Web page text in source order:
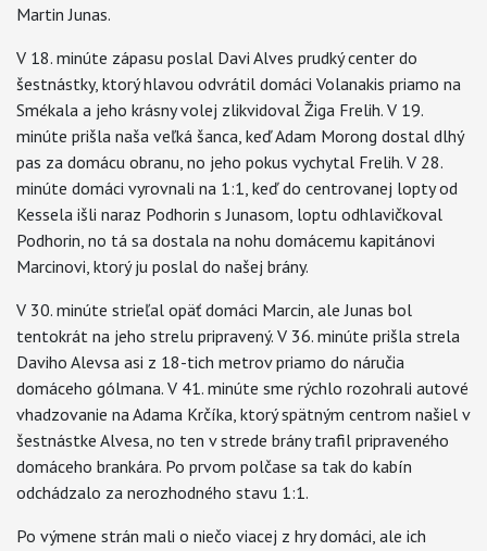
Martin Junas.
V 18. minúte zápasu poslal Davi Alves prudký center do
šestnástky, ktorý hlavou odvrátil domáci Volanakis priamo na
Smékala a jeho krásny volej zlikvidoval Žiga Frelih. V 19.
minúte prišla naša veľká šanca, keď Adam Morong dostal dlhý
pas za domácu obranu, no jeho pokus vychytal Frelih. V 28.
minúte domáci vyrovnali na 1:1, keď do centrovanej lopty od
Kessela išli naraz Podhorin s Junasom, loptu odhlavičkoval
Podhorin, no tá sa dostala na nohu domácemu kapitánovi
Marcinovi, ktorý ju poslal do našej brány.
V 30. minúte strieľal opäť domáci Marcin, ale Junas bol
tentokrát na jeho strelu pripravený. V 36. minúte prišla strela
Daviho Alevsa asi z 18-tich metrov priamo do náručia
domáceho gólmana. V 41. minúte sme rýchlo rozohrali autové
vhadzovanie na Adama Krčíka, ktorý spätným centrom našiel v
šestnástke Alvesa, no ten v strede brány trafil pripraveného
domáceho brankára. Po prvom polčase sa tak do kabín
odchádzalo za nerozhodného stavu 1:1.
Po výmene strán mali o niečo viacej z hry domáci, ale ich